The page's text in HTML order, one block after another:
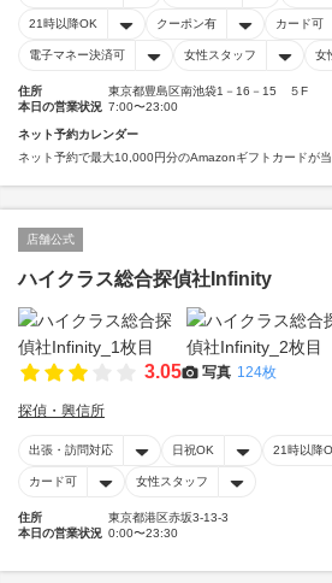
21時以降OK クーポン有 カード可
電子マネー決済可 女性スタッフ 女
住所
東京都豊島区南池袋1－16－15 ５F
本日の営業状況 7:00〜23:00
ネット予約カレンダー
ネット予約で最大10,000円分のAmazonギフトカードが当
店舗公式
ハイクラス総合探偵社Infinity
3.05 写真 124枚
探偵・興信所
出張・訪問対応 日祝OK 21時以降
カード可 女性スタッフ
住所
東京都港区赤坂3-13-3
本日の営業状況 0:00〜23:30